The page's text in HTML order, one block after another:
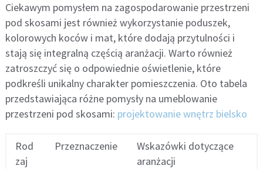
Ciekawym pomysłem na zagospodarowanie przestrzeni
pod skosami jest również wykorzystanie poduszek,
kolorowych koców i mat, które dodają przytulności i
stają się integralną częścią aranżacji. Warto również
zatroszczyć się o odpowiednie oświetlenie, które
podkreśli unikalny charakter pomieszczenia. Oto tabela
przedstawiająca różne pomysły na umeblowanie
przestrzeni pod skosami: projektowanie wnętrz bielsko
Rod
zaj
Przeznaczenie
Wskazówki dotyczące
aranżacji